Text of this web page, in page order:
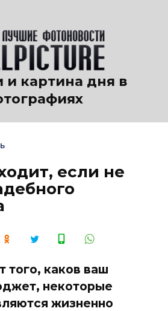
и картина дня в
если не
того, каков ваш
некоторые
жизненно